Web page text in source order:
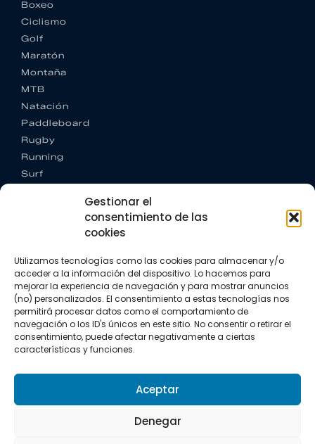
Gestionar el
consentimiento de las
cookies
Utilizamos tecnologías como las cookies para almacenar y/o
acceder a la información del dispositivo. Lo hacemos para
mejorar la experiencia de navegación y para mostrar anuncios
(no) personalizados. El consentimiento a estas tecnologías nos
permitirá procesar datos como el comportamiento de
navegación o los ID's únicos en este sitio. No consentir o retirar el
consentimiento, puede afectar negativamente a ciertas
características y funciones.
Aceptar
Denegar
Boxeo
Ciclismo
Golf
Maratón
Montaña
MTB
Natación
Paddleboard
Rugby
Running
Surf
CONTACTO
+34 662 342 177
info@vkssport.com
SÍGUENOS
Política de privacidad
Política de cookies